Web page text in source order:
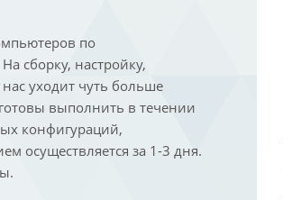
по
сборку, настройку,
уходит чуть больше
выполнить в течении
конфигураций,
осуществляется за 1-3 дня.